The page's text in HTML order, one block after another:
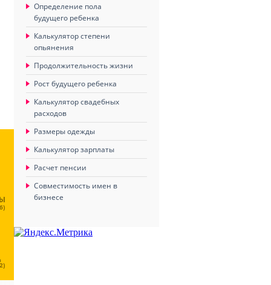
Определение пола
будущего ребенка
Калькулятор степени
опьянения
Продолжительность жизни
Рост будущего ребенка
Калькулятор свадебных
расходов
Размеры одежды
Калькулятор зарплаты
Расчет пенсии
Совместимость имен в
бизнесе